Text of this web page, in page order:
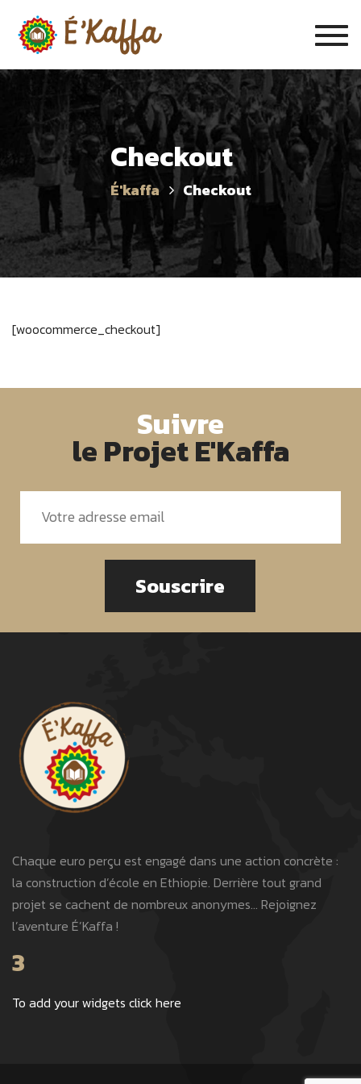
Checkout
É'kaffa Checkout
[woocommerce_checkout]
Suivre
le Projet E'Kaffa
Souscrire
Chaque euro perçu est engagé dans une action concrète :
la construction d’école en Ethiopie. Derrière tout grand
projet se cachent de nombreux anonymes… Rejoignez
l’aventure É’Kaffa !
3
To add your widgets click here